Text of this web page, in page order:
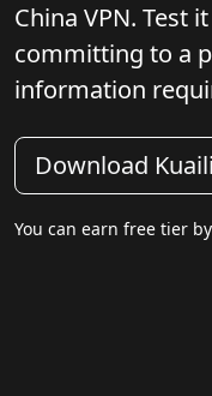
China VPN. Test
committing to a
information
Download
You can earn free tier